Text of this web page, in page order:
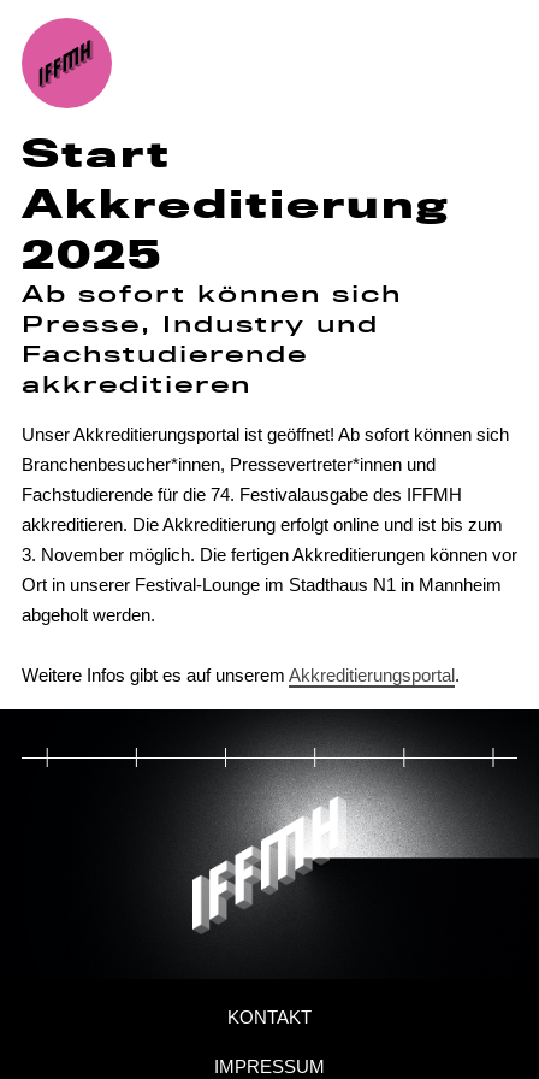
Start
Akkreditierung
2025
Ab sofort können sich
Presse, Industry und
Fachstudierende
akkreditieren
Unser Akkreditierungsportal ist geöffnet! Ab sofort können sich
Branchenbesucher*innen, Pressevertreter*innen und
Fachstudierende für die 74. Festivalausgabe des IFFMH
akkreditieren. Die Akkreditierung erfolgt online und ist bis zum
3. November möglich. Die fertigen Akkreditierungen können vor
Ort in unserer Festival-Lounge im Stadthaus N1 in Mannheim
abgeholt werden.
Weitere Infos gibt es auf unserem Akkreditierungsportal.
KONTAKT
IMPRESSUM